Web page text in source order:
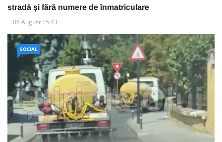
stradă și fără numere de înmatriculare
06 August 15:43
SOCIAL